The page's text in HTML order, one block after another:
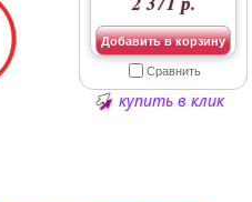
Добавить в корзину
Сравнить
купить в клик